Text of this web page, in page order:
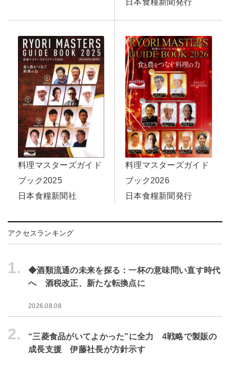
料理マスターズガイド
ブック2025
日本食糧新聞社
料理マスターズガイド
ブック2026
日本食糧新聞発行
アクセスランキング
1.
◆酒類流通の未来を探る：一杯の意味問い直す時代
へ 酒税改正、新たな転換点に
2026.08.08
2.
“三菱食品がいてよかった”に全力 4戦略で製販の
成長支援 伊藤社長が方針示す